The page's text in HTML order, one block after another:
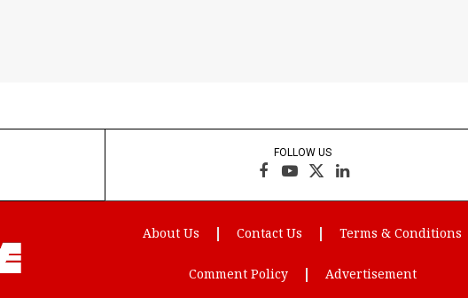
FOLLOW US
Facebook
YouTube
X
(Twitter)
LinkedIn
About Us Contact Us Terms & Conditions
Comment Policy Advertisement